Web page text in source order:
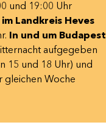
und 19:00 Uhr
im Landkreis Heves
In und um Budapest
aufgegeben
15 und 18 Uhr) und
gleichen Woche